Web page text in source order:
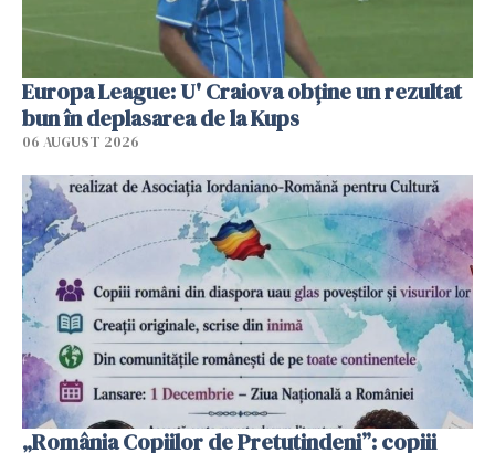
Europa League: U' Craiova obține un rezultat
bun în deplasarea de la Kups
06 AUGUST 2026
„România Copiilor de Pretutindeni”: copiii